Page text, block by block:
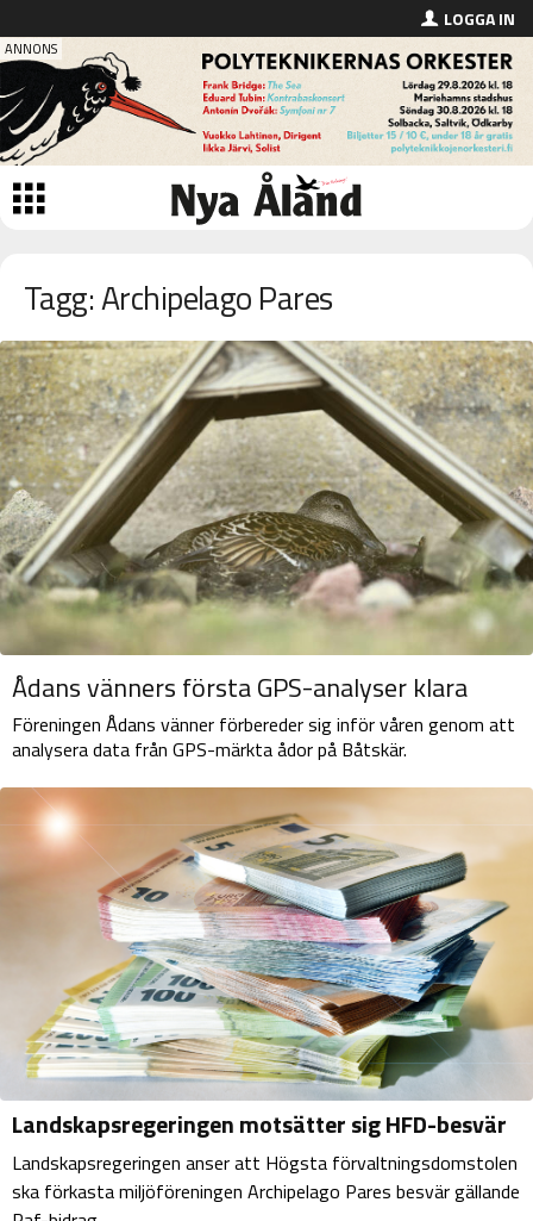
LOGGA IN
Tagg: Archipelago Pares
Ådans vänners första GPS-analyser klara
Föreningen Ådans vänner förbereder sig inför våren genom att
analysera data från GPS-märkta ådor på Båtskär.
Landskapsregeringen motsätter sig HFD-besvär
Landskapsregeringen anser att Högsta förvaltningsdomstolen
ska förkasta miljöföreningen Archipelago Pares besvär gällande